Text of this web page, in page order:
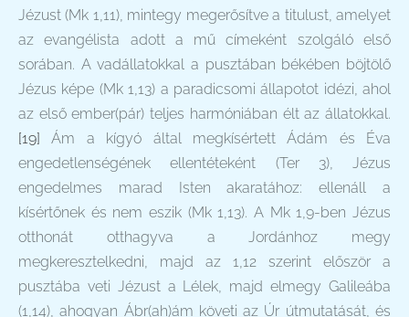
Jézust (Mk 1,11), mintegy megerősítve a titulust, amelyet
az evangélista adott a mű címeként szolgáló első
sorában. A vadállatokkal a pusztában békében böjtölő
Jézus képe (Mk 1,13) a paradicsomi állapotot idézi, ahol
az első ember(pár) teljes harmóniában élt az állatokkal.
[19] Ám a kígyó által megkísértett Ádám és Éva
engedetlenségének ellentéteként (Ter 3), Jézus
engedelmes marad Isten akaratához: ellenáll a
kísértőnek és nem eszik (Mk 1,13). A Mk 1,9-ben Jézus
otthonát otthagyva a Jordánhoz megy
megkeresztelkedni, majd az 1,12 szerint először a
pusztába veti Jézust a Lélek, majd elmegy Galileába
(1,14), ahogyan Ábr(ah)ám követi az Úr útmutatását, és